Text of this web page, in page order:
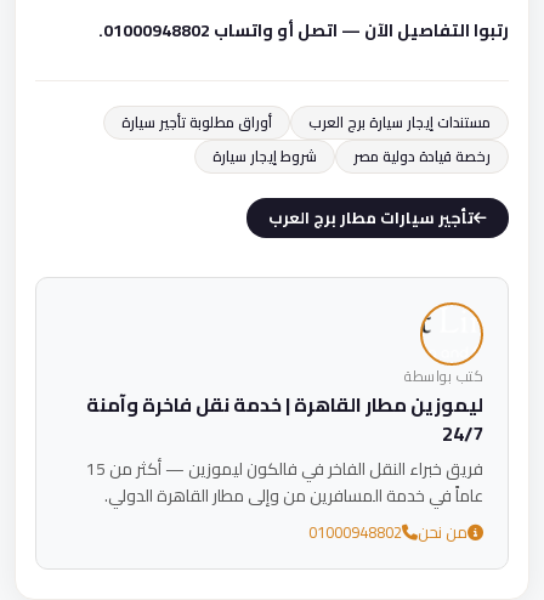
رتبوا التفاصيل الآن — اتصل أو واتساب 01000948802.
مستندات إيجار سيارة برج العرب
أوراق مطلوبة تأجير سيارة
رخصة قيادة دولية مصر
شروط إيجار سيارة
تأجير سيارات مطار برج العرب
كتب بواسطة
ليموزين مطار القاهرة | خدمة نقل فاخرة وآمنة
24/7
فريق خبراء النقل الفاخر في فالكون ليموزين — أكثر من 15
عاماً في خدمة المسافرين من وإلى مطار القاهرة الدولي.
من نحن 01000948802